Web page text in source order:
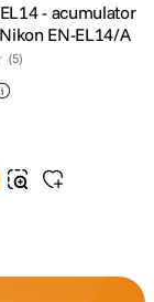
- acumulator
EN-EL14/A
(5)